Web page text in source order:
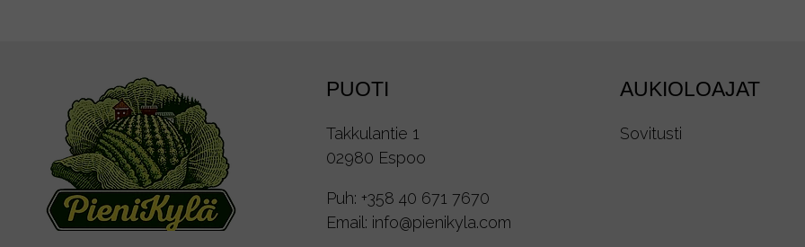
PUOTI
Takkulantie 1
02980 Espoo
Puh: +358 40 671 7670
Email: info@pienikyla.com
AUKIOLOAJAT
Sovitusti